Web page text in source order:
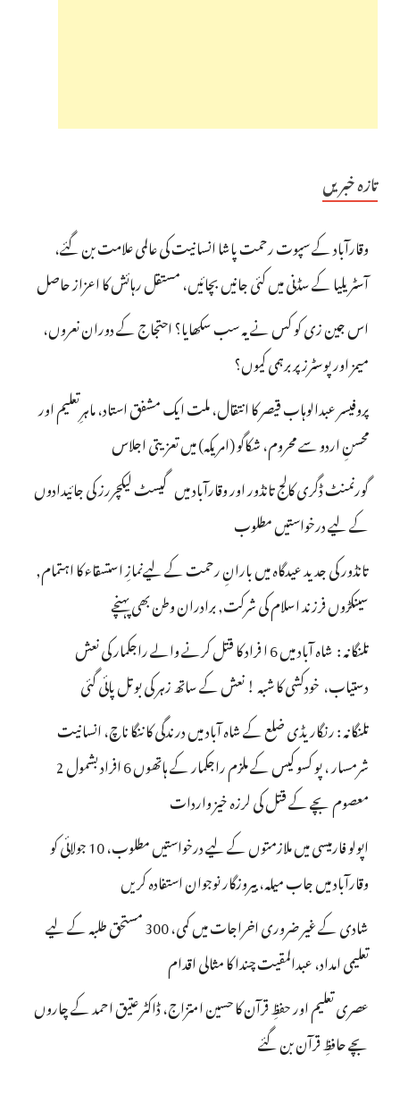
تازہ خبریں
وقارآباد کے سپوت رحمت پاشا انسانیت کی عالمی علامت بن گئے،
آسٹریلیا کے سڈنی میں کئی جانیں بچائیں، مستقل رہائش کا اعزاز حاصل
اس جین زی کو کس نے یہ سب سکھایا؟ احتجاج کے دوران نعروں،
میمز اور پوسٹرز پر برہمی کیوں؟
پروفیسر عبدالوہاب قیصر کا انتقال، ملت ایک مشفق استاد، ماہرِتعلیم اور
محسنِ اردو سے محروم، شکاگو (امریکہ) میں تعزیتی اجلاس
گورنمنٹ ڈگری کالج تانڈور اور وقارآباد میں گیسٹ لیکچررز کی جائیدادوں
کے لیے درخواستیں مطلوب
تانڈور کی جدید عیدگاہ میں بارانِ رحمت کے لیےنمازِ استسقاء کا اہتمام,
سینکڑوں فرزند اسلام کی شرکت, برادران وطن بھی پہنچے
تلنگانہ : شاہ آباد میں 6 ا فراد کا قتل کرنے والے راجکمار کی نعش
دستیاب، خودکشی کا شبہ ! نعش کے ساتھ زہر کی بوتل پائی گئی
تلنگانہ : رنگاریڈی ضلع کے شاہ آباد میں درندگی کا ننگا ناچ، انسانیت
شرمسار ، پو کسو کیس کے ملزم راجکمار کے ہاتھوں 6 افراد بشمول 2
معصوم بچے کے قتل کی لرزہ خیز واردات
اپولو فارمیسی میں ملازمتوں کے لیے درخواستیں مطلوب، 10 جولائی کو
وقارآباد میں جاب میلہ، بیروزگار نوجوان استفادہ کریں
شادی کے غیر ضروری اخراجات میں کمی، 300 مستحق طلبہ کے لیے
تعلیمی امداد، عبدالمقیت چندا کا مثالی اقدام
عصری تعلیم اور حفظِ قرآن کا حسین امتزاج، ڈاکٹر عتیق احمد کے چاروں
بچے حافظِ قرآن بن گئے